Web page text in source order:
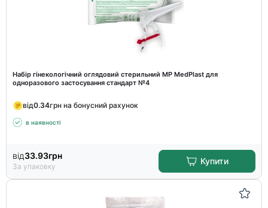
Набір гінекологічний оглядовий стерильний MP MedPlast для
одноразового застосування стандарт №4
від0.34грн на бонусний рахунок
в наявності
від33.93грн
За упаковку
Купити